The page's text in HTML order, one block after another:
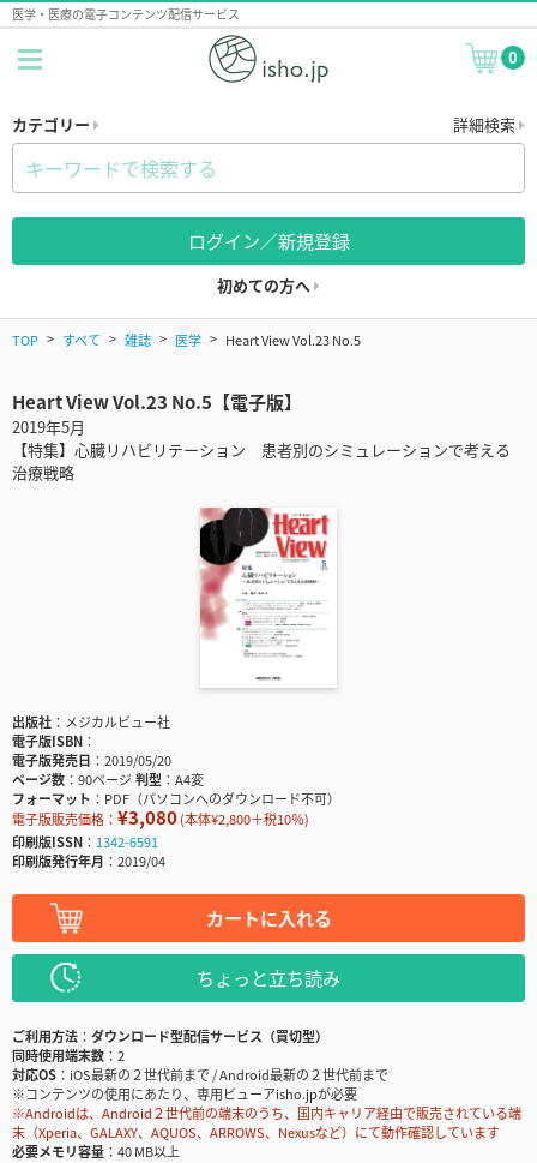
医学・医療の電子コンテンツ配信サービス
0
カテゴリー 詳細検索
ログイン／新規登録
初めての方へ
TOP すべて 雑誌 医学 Heart View Vol.23 No.5
Heart View Vol.23 No.5【電子版】
2019年5月
【特集】心臓リハビリテーション 患者別のシミュレーションで考える
治療戦略
出版社
メジカルビュー社
電子版ISBN
電子版発売日
2019/05/20
ページ数
90ページ判型
A4変
フォーマット
PDF（パソコンへのダウンロード不可）
電子版販売価格： ¥3,080(本体¥2,800＋税10％)
印刷版ISSN
1342-6591
印刷版発行年月
2019/04
カートに入れる
ちょっと立ち読み
ご利用方法
ダウンロード型配信サービス（買切型）
同時使用端末数
2
対応OS
iOS最新の２世代前まで / Android最新の２世代前まで
※コンテンツの使用にあたり、専用ビューアisho.jpが必要
※Androidは、Android２世代前の端末のうち、国内キャリア経由で販売されている端
末（Xperia、GALAXY、AQUOS、ARROWS、Nexusなど）にて動作確認しています
必要メモリ容量
40 MB以上